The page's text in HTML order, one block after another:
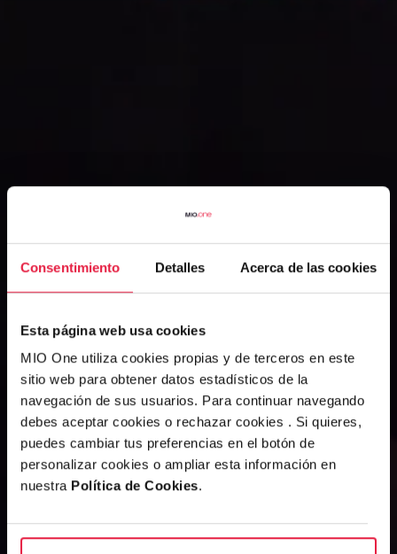
Consentimiento Detalles Acerca de las cookies
Esta página web usa cookies
MIO One utiliza cookies propias y de terceros en este
sitio web para obtener datos estadísticos de la
navegación de sus usuarios. Para continuar navegando
debes aceptar cookies o rechazar cookies . Si quieres,
puedes cambiar tus preferencias en el botón de
personalizar cookies o ampliar esta información en
nuestra Política de Cookies.